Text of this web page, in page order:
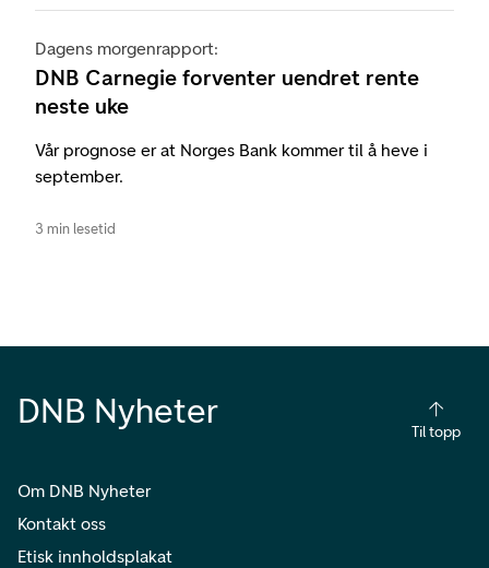
Dagens morgenrapport:
DNB Carnegie forventer uendret rente
neste uke
Vår prognose er at Norges Bank kommer til å heve i
september.
3 min lesetid
DNB Nyheter
Til topp
Om DNB Nyheter
Kontakt oss
Etisk innholdsplakat